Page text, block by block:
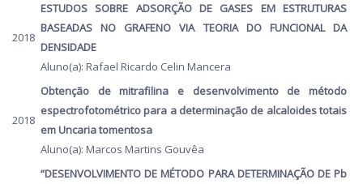
2018
ESTUDOS SOBRE ADSORÇÃO DE GASES EM ESTRUTURAS
BASEADAS NO GRAFENO VIA TEORIA DO FUNCIONAL DA
DENSIDADE
Aluno(a): Rafael Ricardo Celin Mancera
2018
Obtenção de mitrafilina e desenvolvimento de método
espectrofotométrico para a determinação de alcaloides totais
em Uncaria tomentosa
Aluno(a): Marcos Martins Gouvêa
“DESENVOLVIMENTO DE MÉTODO PARA DETERMINAÇÃO DE Pb